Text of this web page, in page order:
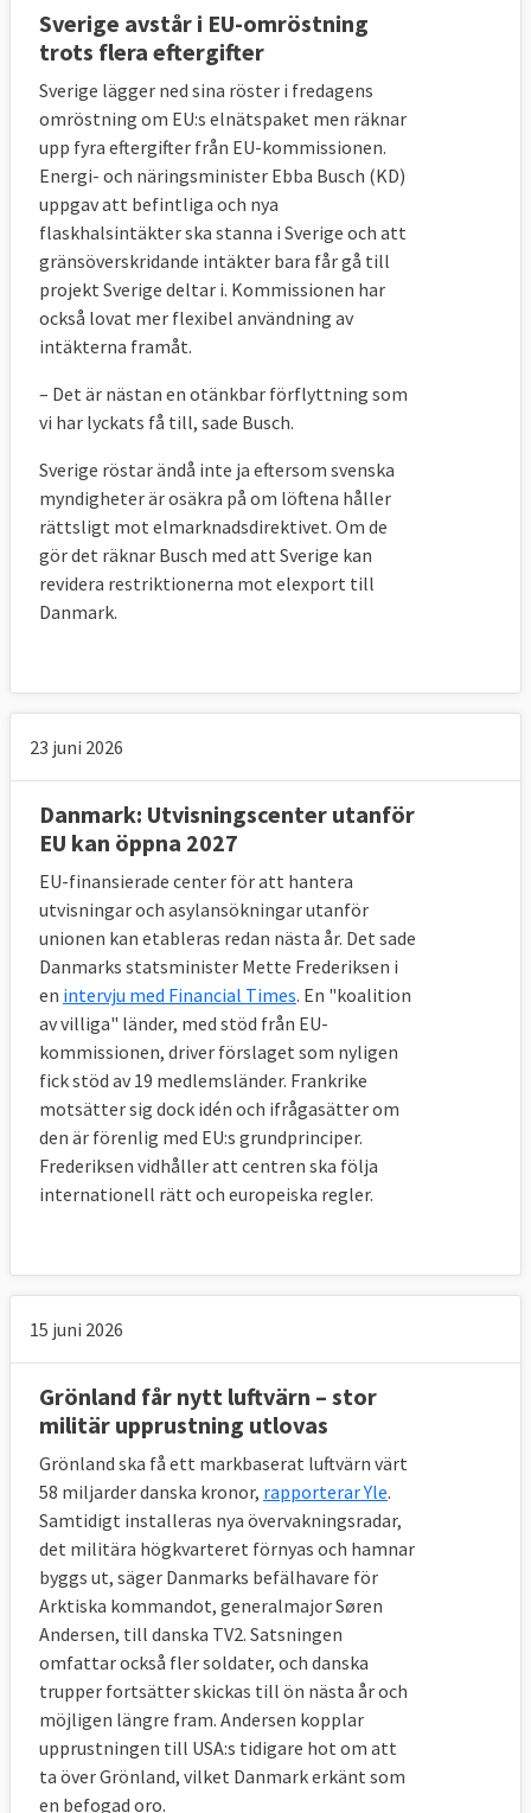
Sverige avstår i EU-omröstning
trots flera eftergifter
Sverige lägger ned sina röster i fredagens
omröstning om EU:s elnätspaket men räknar
upp fyra eftergifter från EU-kommissionen.
Energi- och näringsminister Ebba Busch (KD)
uppgav att befintliga och nya
flaskhalsintäkter ska stanna i Sverige och att
gränsöverskridande intäkter bara får gå till
projekt Sverige deltar i. Kommissionen har
också lovat mer flexibel användning av
intäkterna framåt.
– Det är nästan en otänkbar förflyttning som
vi har lyckats få till, sade Busch.
Sverige röstar ändå inte ja eftersom svenska
myndigheter är osäkra på om löftena håller
rättsligt mot elmarknadsdirektivet. Om de
gör det räknar Busch med att Sverige kan
revidera restriktionerna mot elexport till
Danmark.
23 juni 2026
Danmark: Utvisningscenter utanför
EU kan öppna 2027
EU-finansierade center för att hantera
utvisningar och asylansökningar utanför
unionen kan etableras redan nästa år. Det sade
Danmarks statsminister Mette Frederiksen i
en intervju med Financial Times. En "koalition
av villiga" länder, med stöd från EU-
kommissionen, driver förslaget som nyligen
fick stöd av 19 medlemsländer. Frankrike
motsätter sig dock idén och ifrågasätter om
den är förenlig med EU:s grundprinciper.
Frederiksen vidhåller att centren ska följa
internationell rätt och europeiska regler.
15 juni 2026
Grönland får nytt luftvärn – stor
militär upprustning utlovas
Grönland ska få ett markbaserat luftvärn värt
58 miljarder danska kronor, rapporterar Yle.
Samtidigt installeras nya övervakningsradar,
det militära högkvarteret förnyas och hamnar
byggs ut, säger Danmarks befälhavare för
Arktiska kommandot, generalmajor Søren
Andersen, till danska TV2. Satsningen
omfattar också fler soldater, och danska
trupper fortsätter skickas till ön nästa år och
möjligen längre fram. Andersen kopplar
upprustningen till USA:s tidigare hot om att
ta över Grönland, vilket Danmark erkänt som
en befogad oro.